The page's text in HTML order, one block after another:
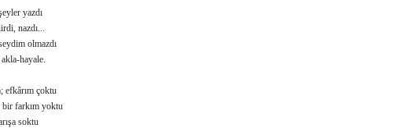
yazdı
nazdı...
olmazdı
hayale.
efkârım çoktu
bir farkım yoktu
soktu